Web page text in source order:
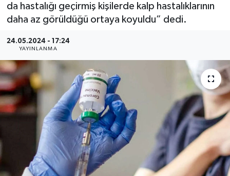
da hastalığı geçirmiş kişilerde kalp hastalıklarının
daha az görüldüğü ortaya koyuldu” dedi.
24.05.2024 - 17:24
YAYINLANMA
SPOR
MAGAZİN
ÖZEL HABER
DTO
RESMİ REKLAM
Haber Arşivi